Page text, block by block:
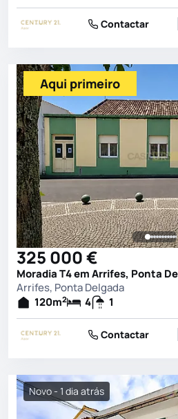
Contactar
Aqui primeiro
325 000 €
Moradia T4 em Arrifes, Ponta
Arrifes, Ponta Delgada
120m2 4 1
Contactar
Novo - 1 dia atrás